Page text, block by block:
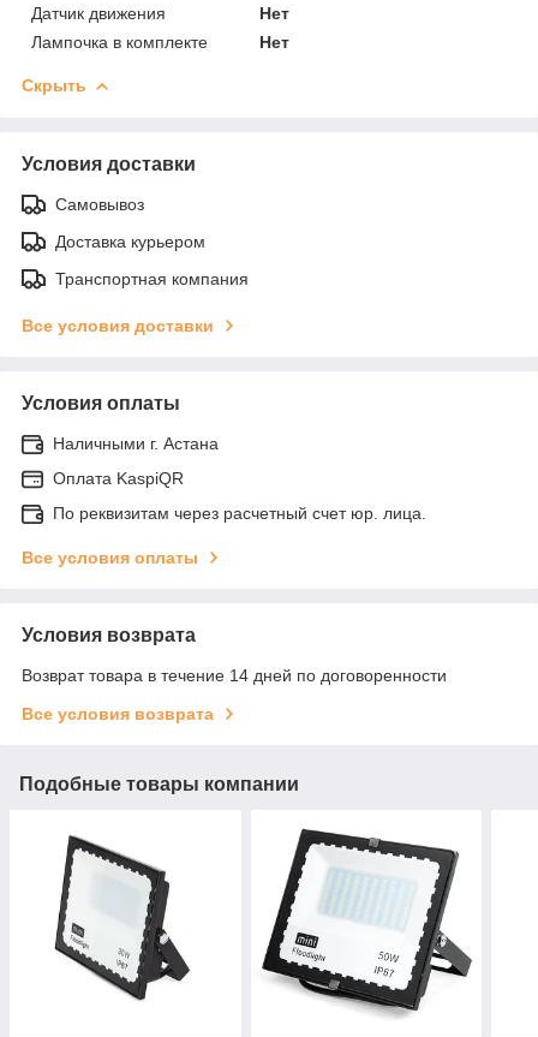
Датчик движения
Нет
Лампочка в комплекте
Нет
Скрыть
Условия доставки
Самовывоз
Доставка курьером
Транспортная компания
Все условия доставки
Условия оплаты
Наличными г. Астана
Оплата KaspiQR
По реквизитам через расчетный счет юр. лица.
Все условия оплаты
Условия возврата
Возврат товара в течение 14 дней по договоренности
Все условия возврата
Подобные товары компании